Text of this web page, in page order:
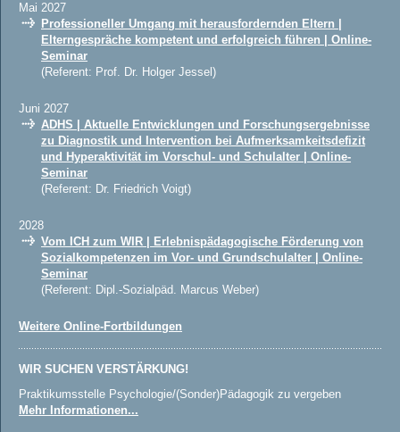
Mai 2027
Professioneller Umgang mit herausfordernden Eltern |
Elterngespräche kompetent und erfolgreich führen | Online-
Seminar
(Referent: Prof. Dr. Holger Jessel)
Juni 2027
ADHS | Aktuelle Entwicklungen und Forschungsergebnisse
zu Diagnostik und Intervention bei Aufmerksamkeitsdefizit
und Hyperaktivität im Vorschul- und Schulalter | Online-
Seminar
(Referent: Dr. Friedrich Voigt)
2028
Vom ICH zum WIR | Erlebnispädagogische Förderung von
Sozialkompetenzen im Vor- und Grundschulalter | Online-
Seminar
(Referent: Dipl.-Sozialpäd. Marcus Weber)
Weitere Online-Fortbildungen
WIR SUCHEN VERSTÄRKUNG!
Praktikumsstelle Psychologie/(Sonder)Pädagogik zu vergeben
Mehr Informationen...